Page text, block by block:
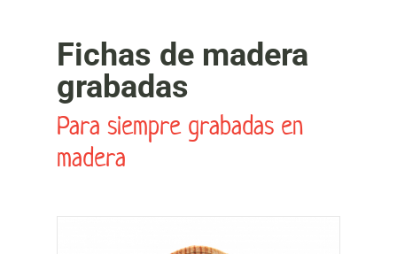
Fichas de madera
grabadas
Para siempre grabadas en
madera